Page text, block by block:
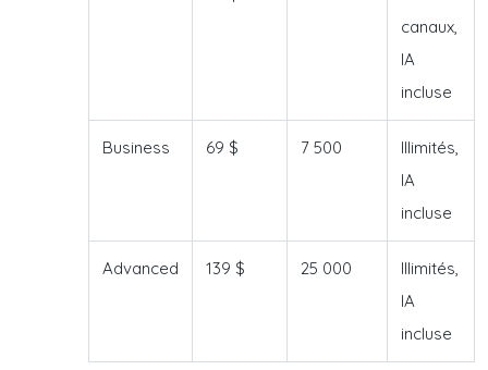
canaux,
IA
incluse
Business 69 $ 7 500
Illimités,
IA
incluse
Advanced 139 $ 25 000
Illimités,
IA
incluse